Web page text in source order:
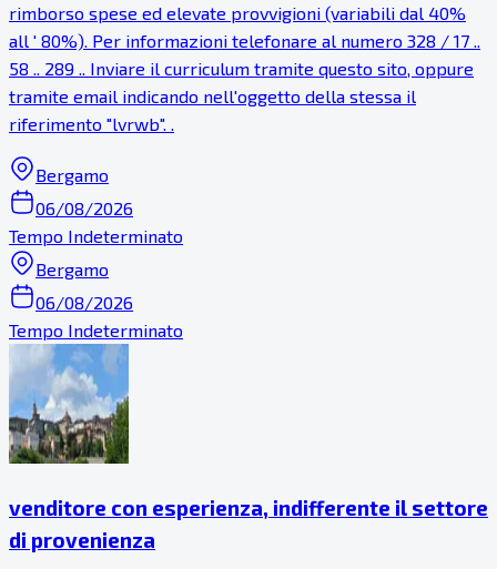
rimborso spese ed elevate provvigioni (variabili dal 40%
all ' 80%). Per informazioni telefonare al numero 328 / 17 ..
58 .. 289 .. Inviare il curriculum tramite questo sito, oppure
tramite email indicando nell'oggetto della stessa il
riferimento "lvrwb". .
Bergamo
06/08/2026
Tempo Indeterminato
Bergamo
06/08/2026
Tempo Indeterminato
venditore con esperienza, indifferente il settore
di provenienza